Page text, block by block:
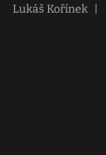
Lukáš Kořínek